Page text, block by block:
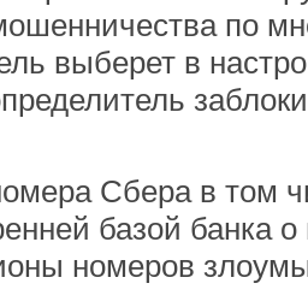
по
выберет в
Сбера в том
базой банка
номеров